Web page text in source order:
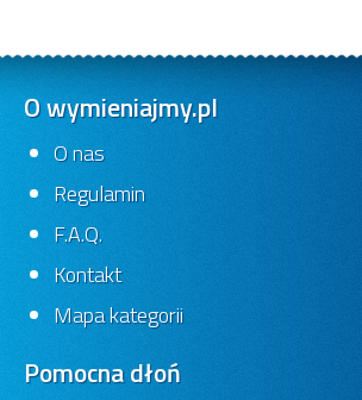
O wymieniajmy.pl
O nas
Regulamin
F.A.Q.
Kontakt
Mapa kategorii
Pomocna dłoń